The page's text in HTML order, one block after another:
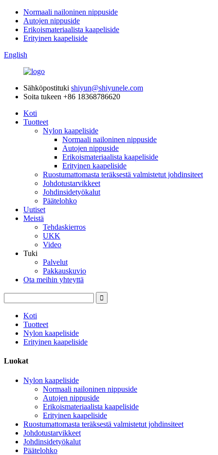
Normaali nailoninen nippuside
Autojen nippuside
Erikoismateriaalista kaapeliside
Erityinen kaapeliside
English
Sähköpostituki shiyun@shiyunele.com
Soita tukeen +86 18368786620
Koti
Tuotteet
Nylon kaapeliside
Normaali nailoninen nippuside
Autojen nippuside
Erikoismateriaalista kaapeliside
Erityinen kaapeliside
Ruostumattomasta teräksestä valmistetut johdinsiteet
Johdotustarvikkeet
Johdinsidetyökalut
Päätelohko
Uutiset
Meistä
Tehdaskierros
UKK
Video
Tuki
Palvelut
Pakkauskuvio
Ota meihin yhteyttä
Koti
Tuotteet
Nylon kaapeliside
Erityinen kaapeliside
Luokat
Nylon kaapeliside
Normaali nailoninen nippuside
Autojen nippuside
Erikoismateriaalista kaapeliside
Erityinen kaapeliside
Ruostumattomasta teräksestä valmistetut johdinsiteet
Johdotustarvikkeet
Johdinsidetyökalut
Päätelohko